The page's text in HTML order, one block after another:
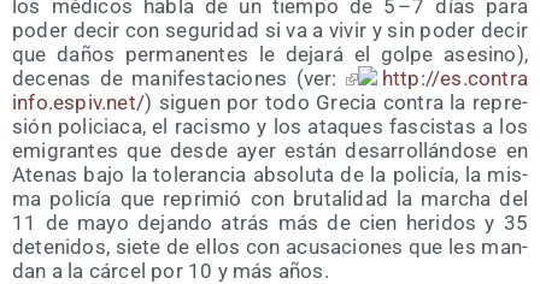
los médi­cos habla de un tiem­po de 5 – 7 días para
poder decir con segu­ri­dad si va a vivir y sin poder decir
que daños per­ma­nen­tes le deja­rá el gol­pe ase­sino),
dece­nas de mani­fes­ta­cio­nes (ver:
http://​es​.con​tra​
in​fo​.espiv​.net/) siguen por todo Gre­cia con­tra la repre­
sión poli­cia­ca, el racis­mo y los ata­ques fas­cis­tas a los
emi­gran­tes que des­de ayer están desa­rro­llán­do­se en
Ate­nas bajo la tole­ran­cia abso­lu­ta de la poli­cía, la mis­
ma poli­cía que repri­mió con bru­ta­li­dad la mar­cha del
11 de mayo dejan­do atrás más de cien heri­dos y 35
dete­ni­dos, sie­te de ellos con acu­sa­cio­nes que les man­
dan a la cár­cel por 10 y más años.